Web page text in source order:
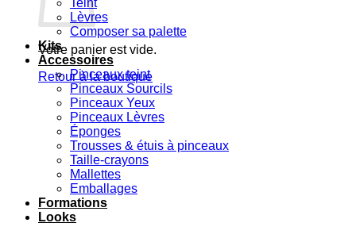
Votre panier est vide.
Retour à la boutique
Teint
Lèvres
Composer sa palette
Kits
Accessoires
Pinceaux teint
Pinceaux Sourcils
Pinceaux Yeux
Pinceaux Lèvres
Éponges
Trousses & étuis à pinceaux
Taille-crayons
Mallettes
Emballages
Formations
Looks